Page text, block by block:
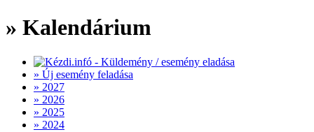
» Kalendárium
» Új esemény feladása
» 2027
» 2026
» 2025
» 2024